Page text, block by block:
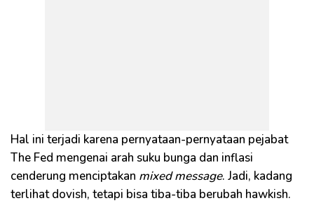
Hal ini terjadi karena pernyataan-pernyataan pejabat
The Fed mengenai arah suku bunga dan inflasi
cenderung menciptakan mixed message. Jadi, kadang
terlihat dovish, tetapi bisa tiba-tiba berubah hawkish.